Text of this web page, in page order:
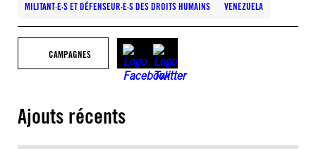
MILITANT·E·S ET DÉFENSEUR·E·S DES DROITS HUMAINS VENEZUELA
CAMPAGNES
Ajouts récents